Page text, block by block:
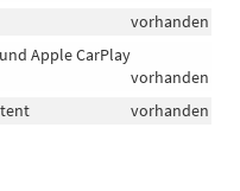
vorhanden
Apple CarPlay
vorhanden
vorhanden